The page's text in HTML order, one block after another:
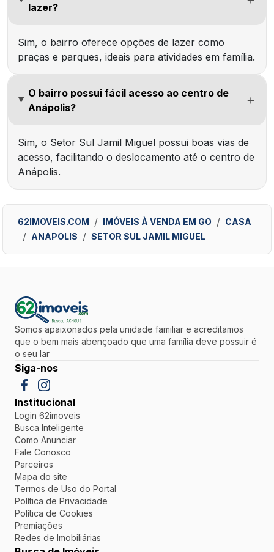
lazer?
Sim, o bairro oferece opções de lazer como
praças e parques, ideais para atividades em família.
O bairro possui fácil acesso ao centro de
Anápolis?
Sim, o Setor Sul Jamil Miguel possui boas vias de
acesso, facilitando o deslocamento até o centro de
Anápolis.
62IMOVEIS.COM IMÓVEIS À VENDA EM GO
CASA
ANAPOLIS
SETOR SUL JAMIL MIGUEL
Somos apaixonados pela unidade familiar e acreditamos
que o bem mais abençoado que uma família deve possuir é
o seu lar
Siga-nos
Institucional
Login 62imoveis
Busca Inteligente
Como Anunciar
Fale Conosco
Parceiros
Mapa do site
Termos de Uso do Portal
Política de Privacidade
Política de Cookies
Premiações
Redes de Imobiliárias